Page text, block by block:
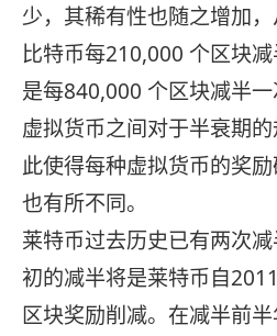
少，其稀有性也随之增加，
比特币每210,000 个区块
是每840,000 个区块减半
虚拟货币之间对于半衰期
此使得每种虚拟货币的奖
也有所不同。
莱特币过去历史已有两次
初的减半将是莱特币自
区块奖励削减。在减半前